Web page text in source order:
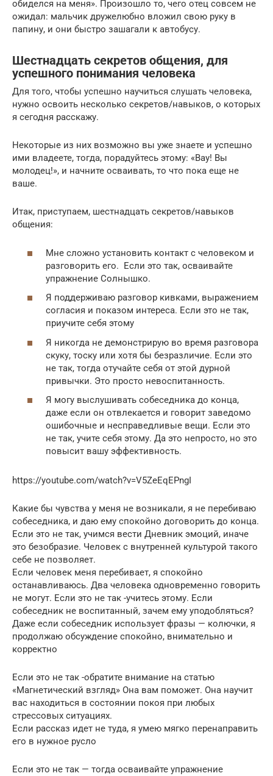
обиделся на меня». Произошло то, чего отец совсем не
ожидал: мальчик дружелюбно вложил свою руку в
папину, и они быстро зашагали к автобусу.
Шестнадцать секретов общения, для
успешного понимания человека
Для того, чтобы успешно научиться слушать человека,
нужно освоить несколько секретов/навыков, о которых
я сегодня расскажу.
Некоторые из них возможно вы уже знаете и успешно
ими владеете, тогда, порадуйтесь этому: «Вау! Вы
молодец!», и начните осваивать, то что пока еще не
ваше.
Итак, приступаем, шестнадцать секретов/навыков
общения:
Мне сложно установить контакт с человеком и
разговорить его. Если это так, осваивайте
упражнение Солнышко.
Я поддерживаю разговор кивками, выражением
согласия и показом интереса. Если это не так,
приучите себя этому
Я никогда не демонстрирую во время разговора
скуку, тоску или хотя бы безразличие. Если это
не так, тогда отучайте себя от этой дурной
привычки. Это просто невоспитанность.
Я могу выслушивать собеседника до конца,
даже если он отвлекается и говорит заведомо
ошибочные и несправедливые вещи. Если это
не так, учите себя этому. Да это непросто, но это
повысит вашу эффективность.
https://youtube.com/watch?v=V5ZeEqEPngI
Какие бы чувства у меня не возникали, я не перебиваю
собеседника, и даю ему спокойно договорить до конца.
Если это не так, учимся вести Дневник эмоций, иначе
это безобразие. Человек с внутренней культурой такого
себе не позволяет.
Если человек меня перебивает, я спокойно
останавливаюсь. Два человека одновременно говорить
не могут. Если это не так -учитесь этому. Если
собеседник не воспитанный, зачем ему уподобляться?
Даже если собеседник использует фразы — колючки, я
продолжаю обсуждение спокойно, внимательно и
корректно
Если это не так -обратите внимание на статью
«Магнетический взгляд» Она вам поможет. Она научит
вас находиться в состоянии покоя при любых
стрессовых ситуациях.
Если рассказ идет не туда, я умею мягко перенаправить
его в нужное русло
Если это не так — тогда осваивайте упражнение